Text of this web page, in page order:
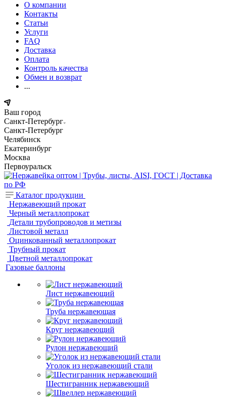
О компании
Контакты
Статьи
Услуги
FAQ
Доставка
Оплата
Контроль качества
Обмен и возврат
...
Ваш город
Санкт-Петербург
Санкт-Петербург
Челябинск
Екатеринбург
Москва
Первоуральск
Каталог продукции
Нержавеющий прокат
Черный металлопрокат
Детали трубопроводов и метизы
Листовой металл
Оцинкованный металлопрокат
Трубный прокат
Цветной металлопрокат
Газовые баллоны
Лист нержавеющий
Труба нержавеющая
Круг нержавеющий
Рулон нержавеющий
Уголок из нержавеющий стали
Шестигранник нержавеющий